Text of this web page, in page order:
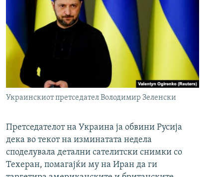
Украинскиот претседател Володимир Зеленски
Претседателот на Украина ја обвини Русија
дека во текот на изминатата недела
споделувала детални сателитски снимки со
Техеран, помагајќи му на Иран да ги